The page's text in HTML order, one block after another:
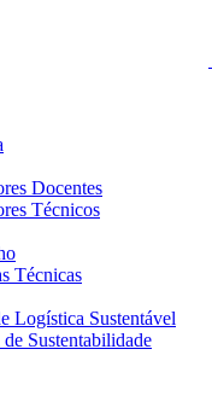
Docentes
Técnicos
Técnicas
Logística Sustentável
Sustentabilidade